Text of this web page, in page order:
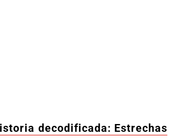
decodificada: Estrechas